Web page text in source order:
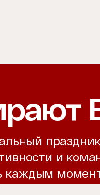
и
каждым